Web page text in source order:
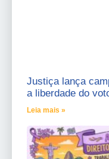
Justiça lança
a liberdade do
Leia mais »